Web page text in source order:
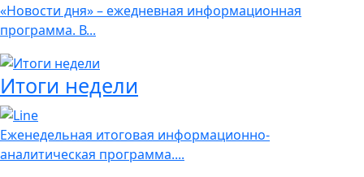
«Новости дня» – ежедневная информационная
программа. В...
Итоги недели
Еженедельная итоговая информационно-
аналитическая программа....